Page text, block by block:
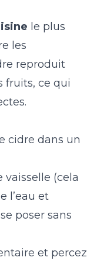
le plus
les
reproduit
fruits, ce qui
cidre dans un
(cela
l’eau et
poser sans
et percez